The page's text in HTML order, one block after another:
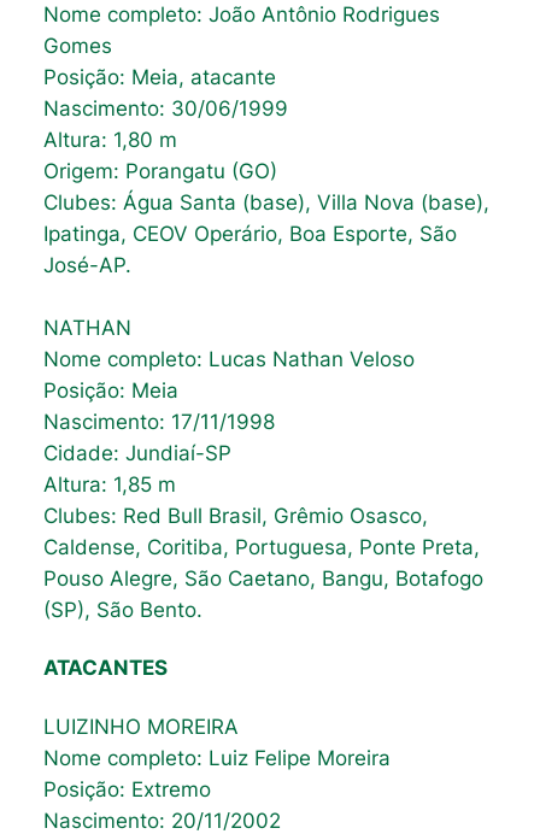
Nome completo: João Antônio Rodrigues
Gomes
Posição: Meia, atacante
Nascimento: 30/06/1999
Altura: 1,80 m
Origem: Porangatu (GO)
Clubes: Água Santa (base), Villa Nova (base),
Ipatinga, CEOV Operário, Boa Esporte, São
José-AP.
NATHAN
Nome completo: Lucas Nathan Veloso
Posição: Meia
Nascimento: 17/11/1998
Cidade: Jundiaí-SP
Altura: 1,85 m
Clubes: Red Bull Brasil, Grêmio Osasco,
Caldense, Coritiba, Portuguesa, Ponte Preta,
Pouso Alegre, São Caetano, Bangu, Botafogo
(SP), São Bento.
ATACANTES
LUIZINHO MOREIRA
Nome completo: Luiz Felipe Moreira
Posição: Extremo
Nascimento: 20/11/2002